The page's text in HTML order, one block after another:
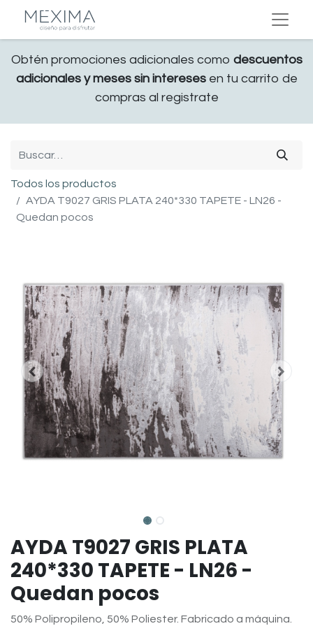
Obtén promociones adicionales como descuentos
adicionales y meses sin interesesen tu carrito de
compras al registrate
Todos los productos
AYDA T9027 GRIS PLATA 240*330 TAPETE - LN26 -
Quedan pocos
AYDA T9027 GRIS PLATA
240*330 TAPETE - LN26 -
Quedan pocos
50% Polipropileno, 50% Poliester. Fabricado a máquina.